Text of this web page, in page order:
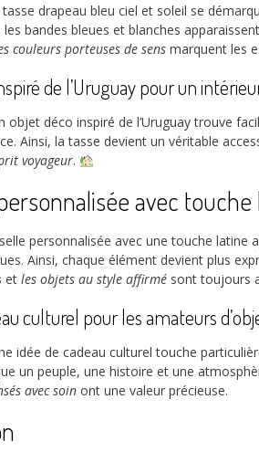
tasse drapeau bleu ciel et soleil se
bandes bleues et blanches
couleurs porteuses de sens marquent les
de l’Uruguay pour un
objet déco inspiré de l’Uruguay trouve
Ainsi, la tasse devient un véritable
voyageur.
avec
personnalisée avec une touche
Ainsi, chaque élément devient plus
et les objets au style affirmé sont toujours
culturel pour les amateurs
idée de cadeau culturel touche
un peuple, une histoire et une
avec soin ont une valeur précieuse.